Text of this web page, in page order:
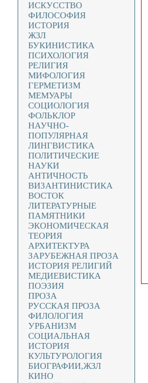
ИСКУССТВО
ФИЛОСОФИЯ
ИСТОРИЯ
ЖЗЛ
БУКИНИСТИКА
ПСИХОЛОГИЯ
РЕЛИГИЯ
МИФОЛОГИЯ
ГЕРМЕТИЗМ
МЕМУАРЫ
СОЦИОЛОГИЯ
ФОЛЬКЛОР
НАУЧНО-
ПОПУЛЯРНАЯ
ЛИНГВИСТИКА
ПОЛИТИЧЕСКИЕ
НАУКИ
АНТИЧНОСТЬ
ВИЗАНТИНИСТИКА
ВОСТОК
ЛИТЕРАТУРНЫЕ
ПАМЯТНИКИ
ЭКОНОМИЧЕСКАЯ
ТЕОРИЯ
АРХИТЕКТУРА
ЗАРУБЕЖНАЯ ПРОЗА
ИСТОРИЯ РЕЛИГИЙ
МЕДИЕВИСТИКА
ПОЭЗИЯ
ПРОЗА
РУССКАЯ ПРОЗА
ФИЛОЛОГИЯ
УРБАНИЗМ
СОЦИАЛЬНАЯ
ИСТОРИЯ
КУЛЬТУРОЛОГИЯ
БИОГРАФИИ,ЖЗЛ
КИНО